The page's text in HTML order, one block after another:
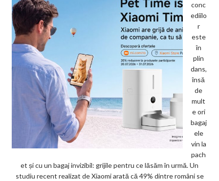
conc
ediilo
r
este
în
plin
dans,
însă
de
mult
e ori
bagaj
ele
vin la
pach
et și cu un bagaj invizibil: grijile pentru ce lăsăm în urmă. Un
studiu recent realizat de Xiaomi arată că 49% dintre români se